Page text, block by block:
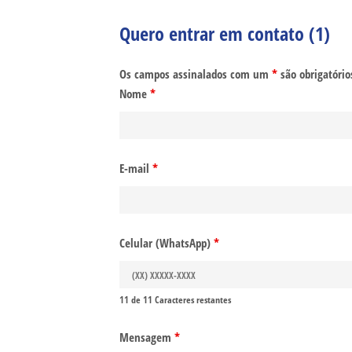
Quero entrar em contato (1)
Os campos assinalados com um * são
Nome *
E-mail *
Celular (WhatsApp) *
11 de 11 Caracteres restantes
Mensagem *